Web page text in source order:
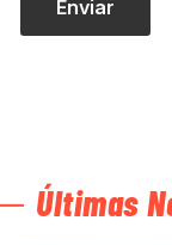
Últimas